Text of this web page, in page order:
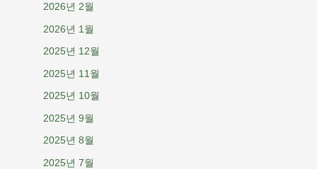
2026년 2월
2026년 1월
2025년 12월
2025년 11월
2025년 10월
2025년 9월
2025년 8월
2025년 7월